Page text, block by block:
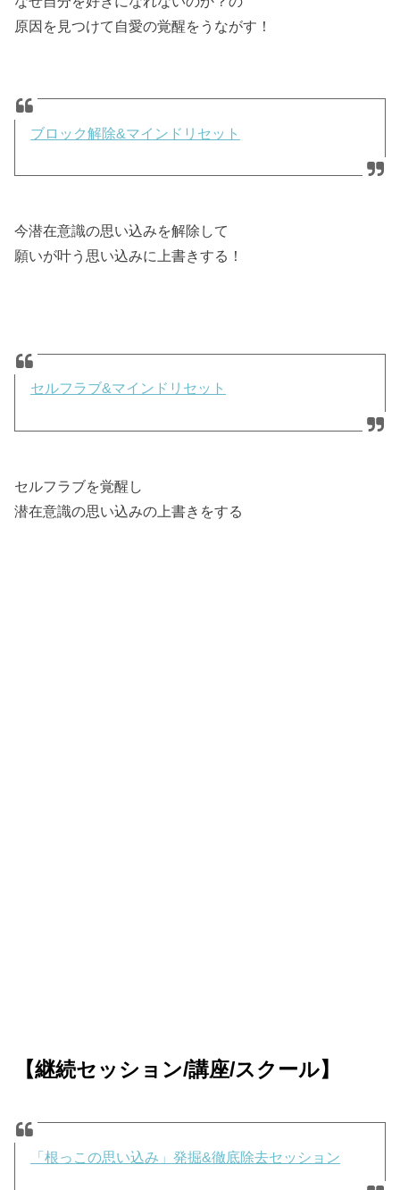
原因を見つけて自愛の覚醒をうながす！
ブロック解除&マインドリセット
今潜在意識の思い込みを解除して
願いが叶う思い込みに上書きする！
セルフラブ&マインドリセット
セルフラブを覚醒し
潜在意識の思い込みの上書きをする
【継続セッション/講座/スクール】
「根っこの思い込み」発掘&徹底除去セッション